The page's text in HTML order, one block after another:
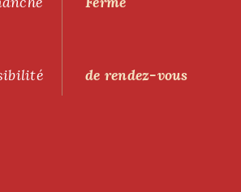
de rendez-vous